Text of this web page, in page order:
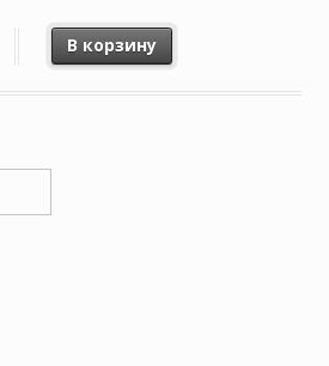
В корзину